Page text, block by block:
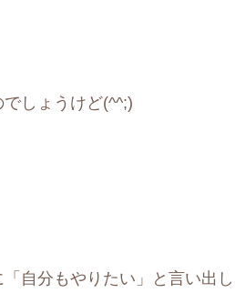
しょうけど(^^;)
自分もやりたい」と言い出し